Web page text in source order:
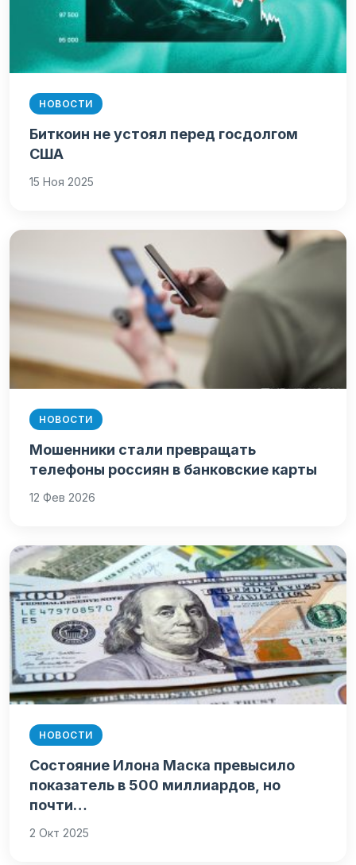
НОВОСТИ
Биткоин не устоял перед госдолгом
США
15 Ноя 2025
НОВОСТИ
Мошенники стали превращать
телефоны россиян в банковские карты
12 Фев 2026
НОВОСТИ
Состояние Илона Маска превысило
показатель в 500 миллиардов, но
почти…
2 Окт 2025